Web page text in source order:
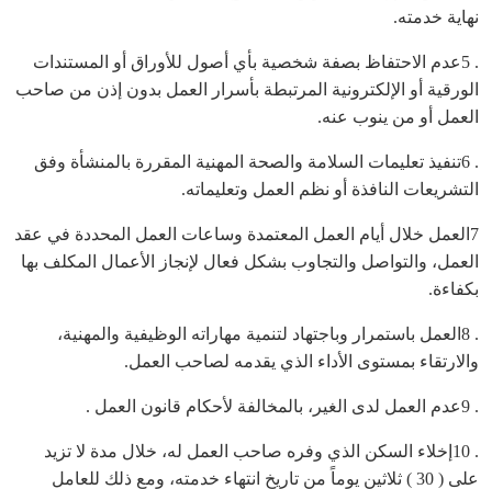
نهاية خدمته.
. 5عدم الاحتفاظ بصفة شخصية بأي أصول للأوراق أو المستندات
الورقية أو الإلكترونية المرتبطة بأسرار العمل بدون إذن من صاحب
العمل أو من ينوب عنه.
. 6تنفيذ تعليمات السلامة والصحة المهنية المقررة بالمنشأة وفق
التشريعات النافذة أو نظم العمل وتعليماته.
7العمل خلال أيام العمل المعتمدة وساعات العمل المحددة في عقد
العمل، والتواصل والتجاوب بشكل فعال لإنجاز الأعمال المكلف بها
بكفاءة.
. 8العمل باستمرار وباجتهاد لتنمية مهاراته الوظيفية والمهنية،
والارتقاء بمستوى الأداء الذي يقدمه لصاحب العمل.
. 9عدم العمل لدى الغير، بالمخالفة لأحكام قانون العمل .
. 10إخلاء السكن الذي وفره صاحب العمل له، خلال مدة لا تزيد
على ( 30 ) ثلاثين يوماً من تاريخ انتهاء خدمته، ومع ذلك للعامل